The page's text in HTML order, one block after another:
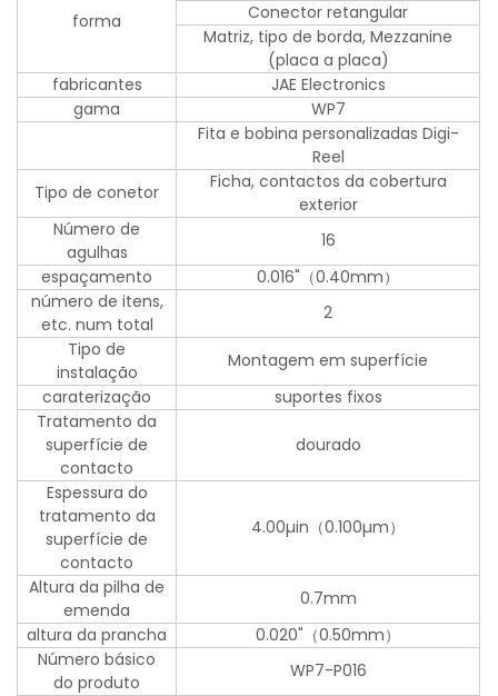
forma
Conector retangular
Matriz, tipo de borda, Mezzanine
(placa a placa)
fabricantes
JAE Electronics
gama
WP7
Fita e bobina personalizadas Digi-
Reel
Tipo de conetor
Ficha, contactos da cobertura
exterior
Número de
agulhas
16
espaçamento
0.016"（0.40mm）
número de itens,
etc. num total
2
Tipo de
instalação
Montagem em superfície
caraterização
suportes fixos
Tratamento da
superfície de
contacto
dourado
Espessura do
tratamento da
superfície de
contacto
4.00µin（0.100µm）
Altura da pilha de
emenda
0.7mm
altura da prancha
0.020"（0.50mm）
Número básico
do produto
WP7-P016